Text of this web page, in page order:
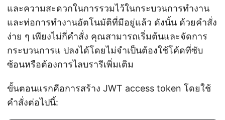
และความสะดวกในการรวมไว้ในกระบวนการทำงาน
และท่อการทำงานอัตโนมัติที่มีอยู่แล้ว ดังนั้น ด้วยคำสั่ง
ง่าย ๆ เพียงไม่กี่คำสั่ง คุณสามารถเริ่มต้นและจัดการ
กระบวนการแ ปลงได้โดยไม่จำเป็นต้องใช้โค้ดที่ซับ
ซ้อนหรือต้องการไลบรารีเพิ่มเติม
ขั้นตอนแรกคือการสร้าง JWT access token โดยใช้
คำสั่งต่อไปนี้: